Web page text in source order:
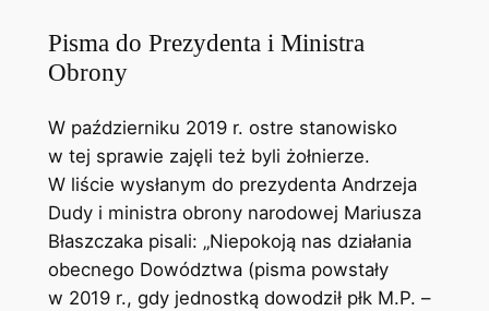
Pisma do Prezydenta i Ministra
Obrony
W październiku 2019 r. ostre stanowisko
w tej sprawie zajęli też byli żołnierze.
W liście wysłanym do prezydenta Andrzeja
Dudy i ministra obrony narodowej Mariusza
Błaszczaka pisali: „Niepokoją nas działania
obecnego Dowództwa (pisma powstały
w 2019 r., gdy jednostką dowodził płk M.P. –